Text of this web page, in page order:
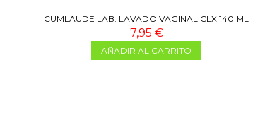
CUMLAUDE LAB: LAVADO VAGINAL CLX 140 ML
7,95 €
AÑADIR AL CARRITO